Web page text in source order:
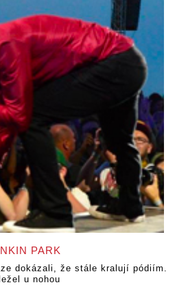
PARK
dokázali, že stále kralují pódiím.
u nohou